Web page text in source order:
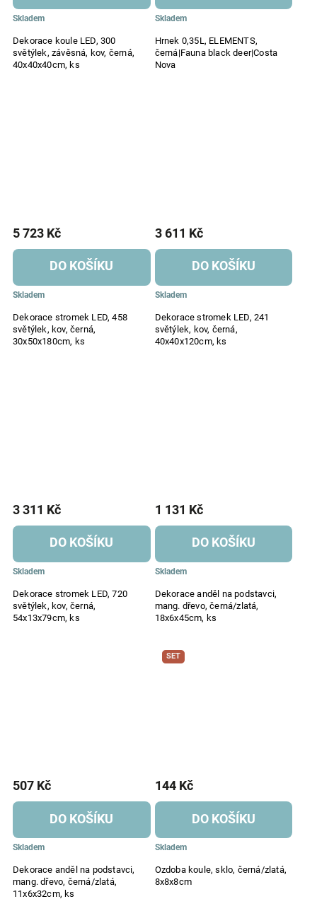
Dekorace koule LED, 300
světýlek, závěsná, kov, černá,
40x40x40cm, ks
Skladem
Hrnek 0,35L, ELEMENTS,
černá|Fauna black deer|Costa
Nova
Skladem
Dekorace stromek LED, 458
světýlek, kov, černá,
30x50x180cm, ks
Skladem
5 723 Kč
DO KOŠÍKU
Dekorace stromek LED, 241
světýlek, kov, černá,
40x40x120cm, ks
Skladem
3 611 Kč
DO KOŠÍKU
Dekorace stromek LED, 720
světýlek, kov, černá,
54x13x79cm, ks
Skladem
3 311 Kč
DO KOŠÍKU
Dekorace anděl na podstavci,
mang. dřevo, černá/zlatá,
18x6x45cm, ks
Skladem
1 131 Kč
DO KOŠÍKU
Dekorace anděl na podstavci,
mang. dřevo, černá/zlatá,
11x6x32cm, ks
Skladem
507 Kč
DO KOŠÍKU
SET
Ozdoba koule, sklo, černá/zlatá,
8x8x8cm
Skladem
144 Kč
DO KOŠÍKU